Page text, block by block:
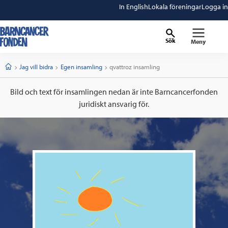
In EnglishLokala föreningarLogga in
Sök Meny
StartJag vill bidra Egen insamling Current:
qvattroz insamling
Bild och text för insamlingen nedan är inte Barncancerfonden
juridiskt ansvarig för.